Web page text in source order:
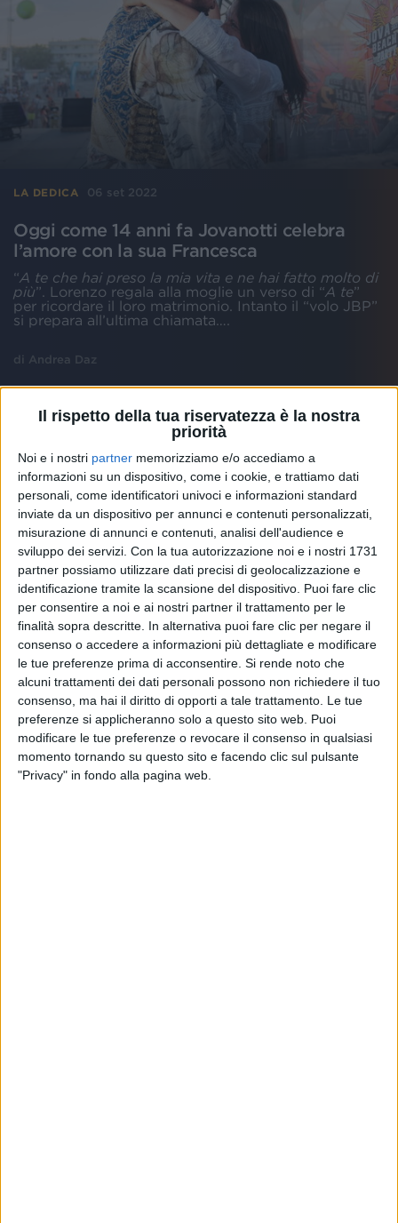
Il rispetto della tua riservatezza è la nostra
priorità
Noi e i nostri partner memorizziamo e/o accediamo a
informazioni su un dispositivo, come i cookie, e trattiamo dati
personali, come identificatori univoci e informazioni standard
inviate da un dispositivo per annunci e contenuti personalizzati,
misurazione di annunci e contenuti, analisi dell'audience e
sviluppo dei servizi. Con la tua autorizzazione noi e i nostri 1731
partner possiamo utilizzare dati precisi di geolocalizzazione e
identificazione tramite la scansione del dispositivo. Puoi fare clic
per consentire a noi e ai nostri partner il trattamento per le
finalità sopra descritte. In alternativa puoi fare clic per negare il
consenso o accedere a informazioni più dettagliate e modificare
le tue preferenze prima di acconsentire. Si rende noto che
alcuni trattamenti dei dati personali possono non richiedere il tuo
consenso, ma hai il diritto di opporti a tale trattamento. Le tue
preferenze si applicheranno solo a questo sito web. Puoi
modificare le tue preferenze o revocare il consenso in qualsiasi
momento tornando su questo sito e facendo clic sul pulsante
"Privacy" in fondo alla pagina web.
LA DEDICA 06 set 2022
Oggi come 14 anni fa Jovanotti celebra
l’amore con la sua Francesca
“A te che hai preso la mia vita e ne hai fatto molto di
più”. Lorenzo regala alla moglie un verso di “A te”
per ricordare il loro matrimonio. Intanto il “volo JBP”
si prepara all’ultima chiamata….
di Andrea Daz
NEWS 23 dic 2019
È di Jovanotti il concerto più visto in Italia
nel 2019
Riguarda le foto del maxi live a Milano Linate! Noi
radio ufficiale